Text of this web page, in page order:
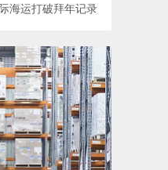
海运打破拜年记录